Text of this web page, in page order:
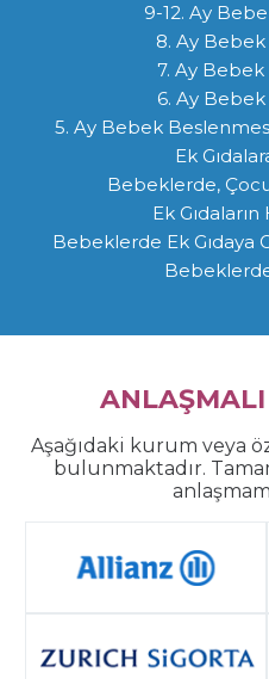
9-12. Ay
8. Ay
7. Ay
6. Ay
5. Ay Bebek
Ek
Bebeklerde,
Ek Gıdaların
Bebeklerde Ek Gıdaya
Aşağıdaki kurum veya
bulunmaktadır.